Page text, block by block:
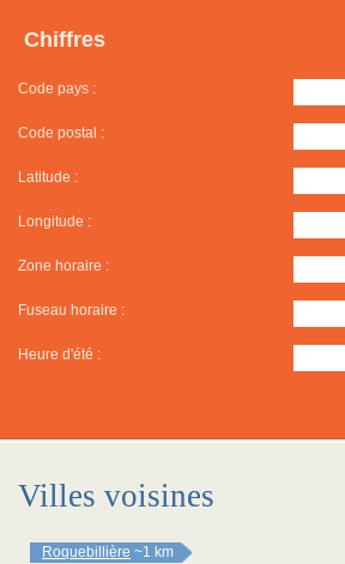
Chiffres
Code pays :
Code postal :
Latitude :
Longitude :
Zone horaire :
Fuseau horaire :
Heure d'été :
Villes voisines
Roquebillière ~1 km